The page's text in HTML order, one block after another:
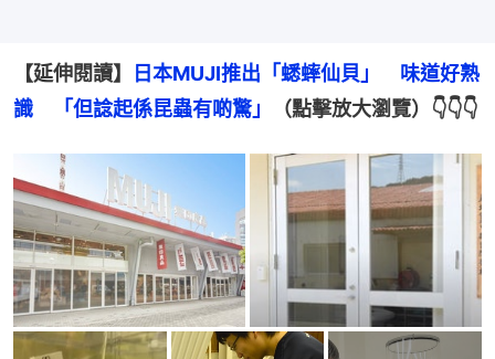
【延伸閱讀】
日本MUJI推出「蟋蟀仙貝」　味道好熟
識　「但諗起係昆蟲有啲驚」
（點擊放大瀏覽）👇👇👇